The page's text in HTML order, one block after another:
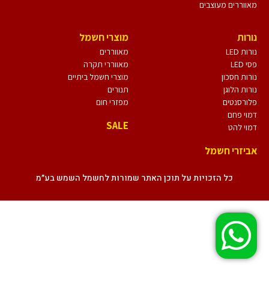
מאווררים מעוצבים
נורות
נורות LED
פסי LED
נורות חסכון
נורות הלוגן
פלורסנטים
דמוי פחם
דמוי להט
אביזרי חשמל
מוצרי חשמל
מאווררים
מאווררי תקרה
מוצרי חשמל ביתיים
תנורים
מפזרי חום
SALE
כל הזכויות על תוכן האתר שמורות לחשמל השמש בע״מ